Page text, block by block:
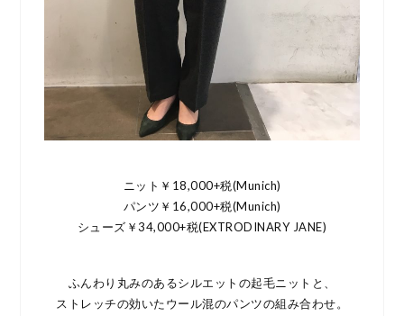
ニット￥18,000+税(Munich)
パンツ￥16,000+税(Munich)
シューズ￥34,000+税(EXTRODINARY JANE)
ふんわり丸みのあるシルエットの起毛ニットと、
ストレッチの効いたウール混のパンツの組み合わせ。